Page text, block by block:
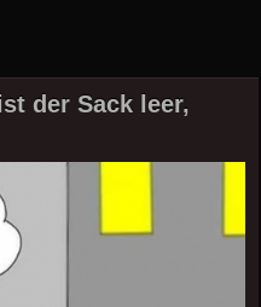
der Sack leer,